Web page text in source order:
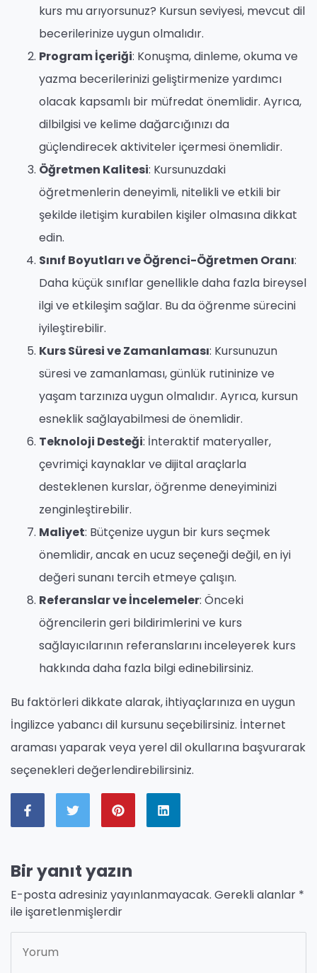
kurs mu arıyorsunuz? Kursun seviyesi, mevcut dil
becerilerinize uygun olmalıdır.
Program İçeriği: Konuşma, dinleme, okuma ve
yazma becerilerinizi geliştirmenize yardımcı
olacak kapsamlı bir müfredat önemlidir. Ayrıca,
dilbilgisi ve kelime dağarcığınızı da
güçlendirecek aktiviteler içermesi önemlidir.
Öğretmen Kalitesi: Kursunuzdaki
öğretmenlerin deneyimli, nitelikli ve etkili bir
şekilde iletişim kurabilen kişiler olmasına dikkat
edin.
Sınıf Boyutları ve Öğrenci-Öğretmen Oranı:
Daha küçük sınıflar genellikle daha fazla bireysel
ilgi ve etkileşim sağlar. Bu da öğrenme sürecini
iyileştirebilir.
Kurs Süresi ve Zamanlaması: Kursunuzun
süresi ve zamanlaması, günlük rutininize ve
yaşam tarzınıza uygun olmalıdır. Ayrıca, kursun
esneklik sağlayabilmesi de önemlidir.
Teknoloji Desteği: İnteraktif materyaller,
çevrimiçi kaynaklar ve dijital araçlarla
desteklenen kurslar, öğrenme deneyiminizi
zenginleştirebilir.
Maliyet: Bütçenize uygun bir kurs seçmek
önemlidir, ancak en ucuz seçeneği değil, en iyi
değeri sunanı tercih etmeye çalışın.
Referanslar ve İncelemeler: Önceki
öğrencilerin geri bildirimlerini ve kurs
sağlayıcılarının referanslarını inceleyerek kurs
hakkında daha fazla bilgi edinebilirsiniz.
Bu faktörleri dikkate alarak, ihtiyaçlarınıza en uygun
İngilizce yabancı dil kursunu seçebilirsiniz. İnternet
araması yaparak veya yerel dil okullarına başvurarak
seçenekleri değerlendirebilirsiniz.
Bir yanıt yazın
E-posta adresiniz yayınlanmayacak. Gerekli alanlar *
ile işaretlenmişlerdir